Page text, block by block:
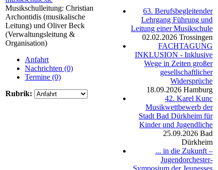
Musikschulleitung: Christian
Archontidis (musikalische
Leitung) und Oliver Beck
(Verwaltungsleitung &
Organisation)
Anfahrt
Nachrichten (0)
Termine (0)
Rubrik:
63. Berufsbegleitender
Lehrgang Führung und
Leitung einer Musikschule
02.02.2026 Trossingen
FACHTAGUNG
INKLUSION - Inklusive
Wege in Zeiten großer
gesellschaftlicher
Widersprüche
18.09.2026 Hamburg
42. Karel Kunc
Musikwettbewerb der
Stadt Bad Dürkheim für
Kinder und Jugendliche
25.09.2026 Bad
Dürkheim
... in die Zukunft –
Jugendorchester-
Symposium der Jeunesses